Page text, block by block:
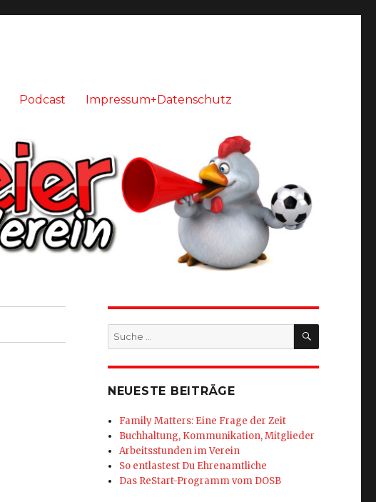
Podcast Impressum+Datenschutz
Suche
nach:
SUCHEN
NEUESTE BEITRÄGE
Family Matters: Eine Frage der Zeit
Buchhaltung, Kommunikation, Mitglieder
Arbeitsstunden im Verein
So entlastest Du Ehrenamtliche
Das ReStart-Programm vom DOSB